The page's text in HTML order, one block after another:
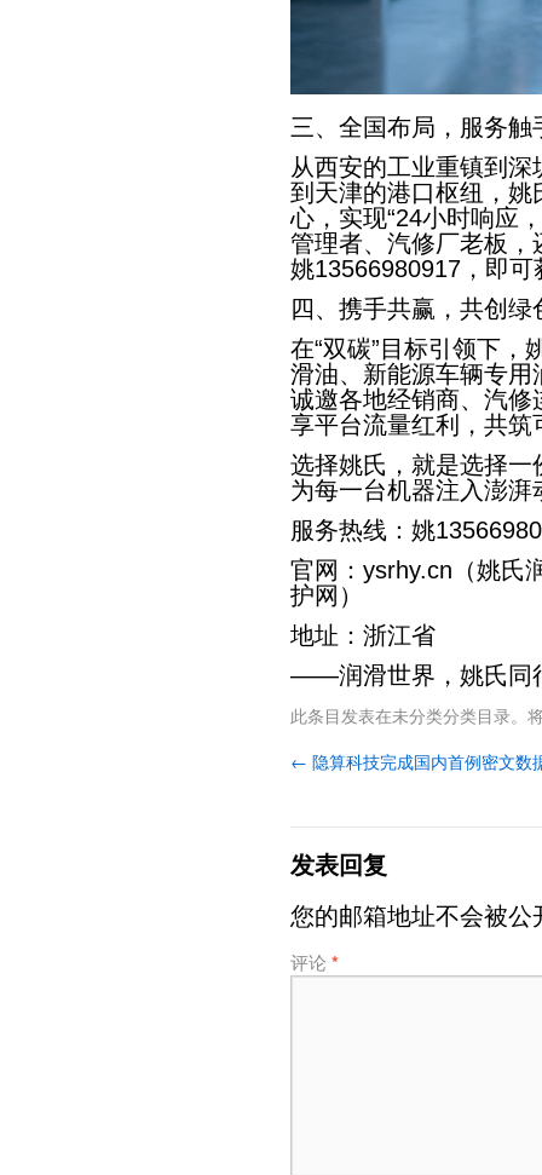
三、全国布局，服务触
从西安的工业重镇到
到天津的港口枢纽，
心，实现“24小时响应
管理者、汽修厂老板
姚13566980917，即
四、携手共赢，共创绿
在“双碳”目标引领下，
滑油、新能源车辆专
诚邀各地经销商、汽
享平台流量红利，共
选择姚氏，就是选择
为每一台机器注入澎
服务热线：姚
官网：ysrhy.cn（姚氏
护网）
地址：浙江省
——润滑世界，姚氏
此条目发表在未分类分类目录。
← 隐算科技完成国内首例密文数
发表回复
您的邮箱地址不会被公
评论 *